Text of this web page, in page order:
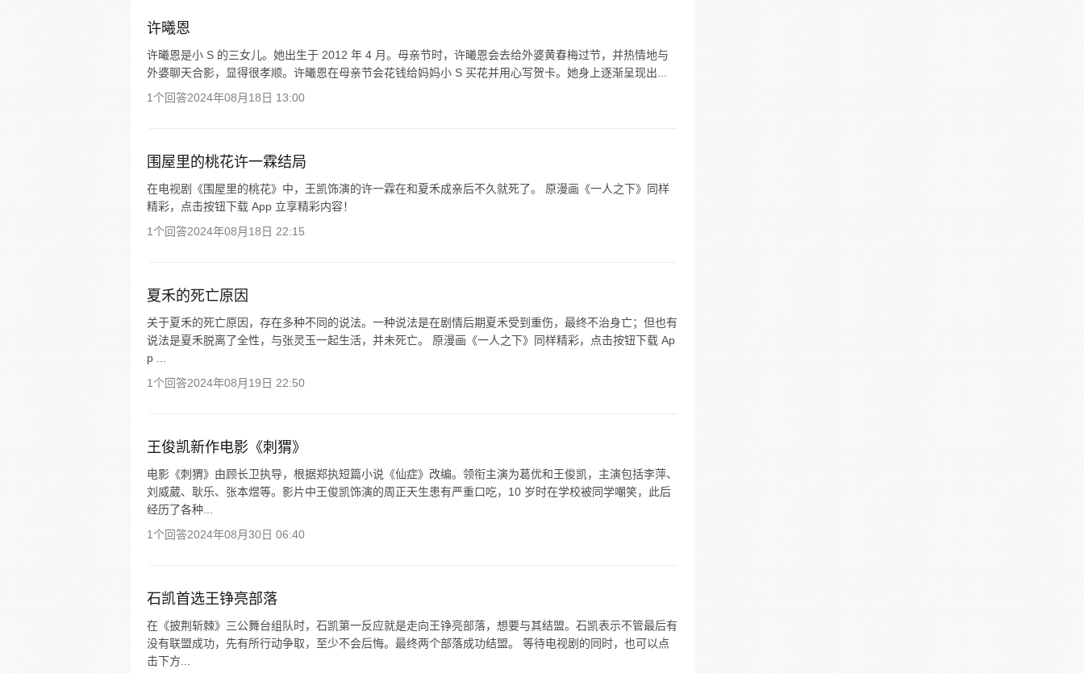
许曦恩
许曦恩是小 S 的三女儿。她出生于 2012 年 4 月。母亲节时，许曦恩会去给外婆黄春梅过节，并热情地与
外婆聊天合影，显得很孝顺。许曦恩在母亲节会花钱给妈妈小 S 买花并用心写贺卡。她身上逐渐呈现出...
1个回答2024年08月18日 13:00
围屋里的桃花许一霖结局
在电视剧《围屋里的桃花》中，王凯饰演的许一霖在和夏禾成亲后不久就死了。 原漫画《一人之下》同样
精彩，点击按钮下载 App 立享精彩内容！
1个回答2024年08月18日 22:15
夏禾的死亡原因
关于夏禾的死亡原因，存在多种不同的说法。一种说法是在剧情后期夏禾受到重伤，最终不治身亡；但也有
说法是夏禾脱离了全性，与张灵玉一起生活，并未死亡。 原漫画《一人之下》同样精彩，点击按钮下载 Ap
p ...
1个回答2024年08月19日 22:50
王俊凯新作电影《刺猬》
电影《刺猬》由顾长卫执导，根据郑执短篇小说《仙症》改编。领衔主演为葛优和王俊凯，主演包括李萍、
刘威葳、耿乐、张本煜等。影片中王俊凯饰演的周正天生患有严重口吃，10 岁时在学校被同学嘲笑，此后
经历了各种...
1个回答2024年08月30日 06:40
石凯首选王铮亮部落
在《披荆斩棘》三公舞台组队时，石凯第一反应就是走向王铮亮部落，想要与其结盟。石凯表示不管最后有
没有联盟成功，先有所行动争取，至少不会后悔。最终两个部落成功结盟。 等待电视剧的同时，也可以点
击下方...